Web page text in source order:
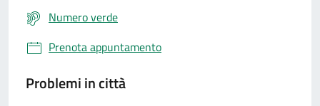
Numero verde
Prenota appuntamento
Problemi in città